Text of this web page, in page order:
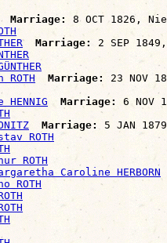
Marriage:
8 OCT 1826,
Marriage:
2 SEP
Marriage:
23 NOV
Marriage:
6 NOV
Marriage:
5 JAN
ROTH
ROTH
Caroline HERBORN
ROTH